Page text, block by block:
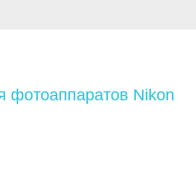
фотоаппаратов Nikon